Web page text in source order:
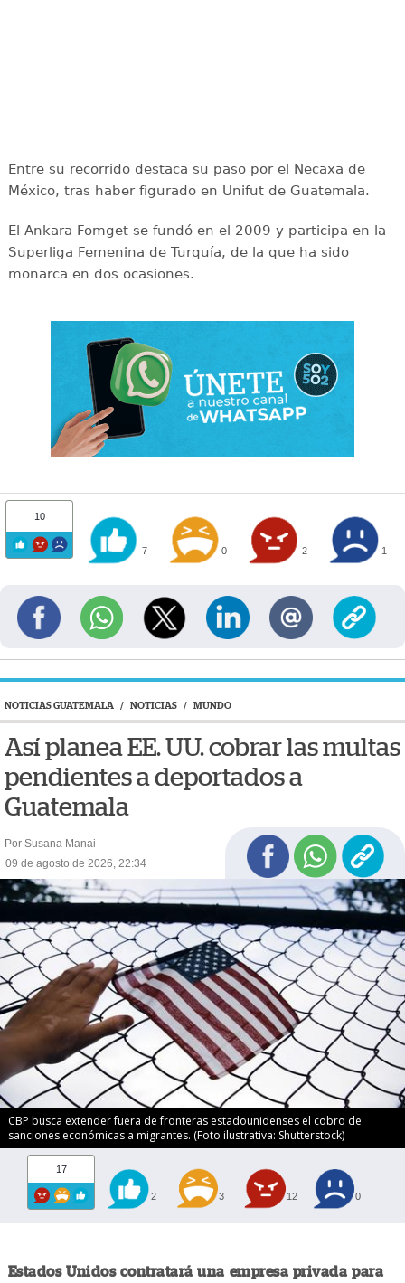
Entre su recorrido destaca su paso por el Necaxa de
México, tras haber figurado en Unifut de Guatemala.
El Ankara Fomget se fundó en el 2009 y participa en la
Superliga Femenina de Turquía, de la que ha sido
monarca en dos ocasiones.
10
7 0 2 1
NOTICIAS GUATEMALA / NOTICIAS / MUNDO
Así planea EE. UU. cobrar las multas
pendientes a deportados a
Guatemala
Por Susana Manai
09 de agosto de 2026, 22:34
CBP busca extender fuera de fronteras estadounidenses el cobro de
sanciones económicas a migrantes. (Foto ilustrativa: Shutterstock)
17
2 3 12 0
Estados Unidos contratará una empresa privada para